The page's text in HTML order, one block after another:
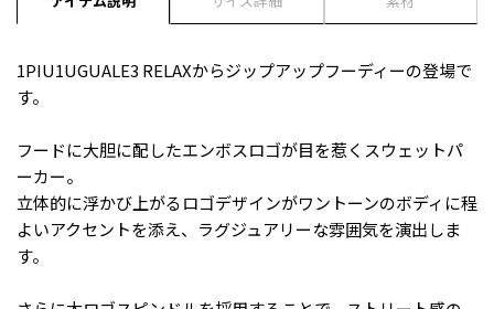
1PIU1UGUALE3 RELAXからジップアップフーディーの登場で
す。
フードに大胆に配したエンボスロゴが目を惹くスウェットパ
ーカー。
立体的に浮かび上がるロゴデザインがワントーンのボディに程
よいアクセントを添え、ラグジュアリーな雰囲気を演出しま
す。